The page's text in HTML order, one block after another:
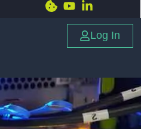
Log In